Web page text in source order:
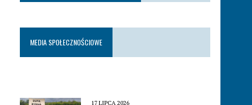
MEDIA SPOŁECZNOŚCIOWE
17 LIPCA 2026